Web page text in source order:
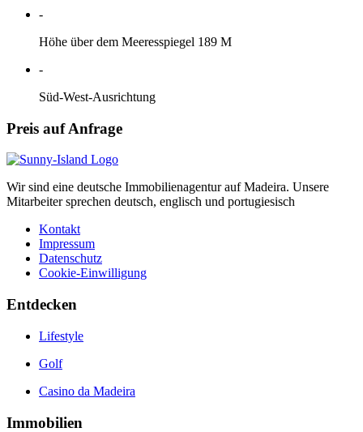
-
Höhe über dem Meeresspiegel 189 M
-
Süd-West-Ausrichtung
Preis auf Anfrage
Wir sind eine deutsche Immobilienagentur auf Madeira. Unsere
Mitarbeiter sprechen deutsch, englisch und portugiesisch
Kontakt
Impressum
Datenschutz
Cookie-Einwilligung
Entdecken
Lifestyle
Golf
Casino da Madeira
Immobilien